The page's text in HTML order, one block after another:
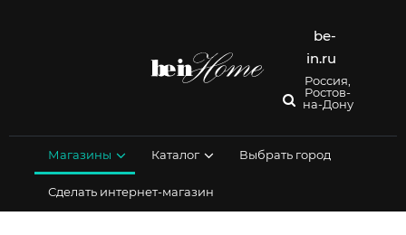
be-
in.ru
Россия,
Ростов-
на-Дону
Магазины Каталог Выбрать город
Сделать интернет-магазин